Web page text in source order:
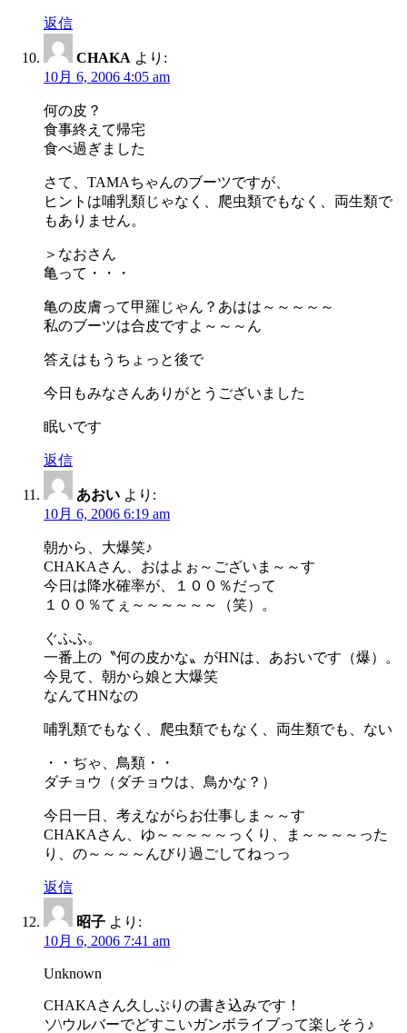
返信
CHAKA より:
10月 6, 2006 4:05 am
何の皮？
食事終えて帰宅
食べ過ぎました
さて、TAMAちゃんのブーツですが、
ヒントは哺乳類じゃなく、爬虫類でもなく、両生類で
もありません。
＞なおさん
亀って・・・
亀の皮膚って甲羅じゃん？あはは～～～～～
私のブーツは合皮ですよ～～～ん
答えはもうちょっと後で
今日もみなさんありがとうございました
眠いです
返信
あおい より:
10月 6, 2006 6:19 am
朝から、大爆笑♪
CHAKAさん、おはよぉ～ございま～～す
今日は降水確率が、１００％だって
１００％てぇ～～～～～～（笑）。
ぐふふ。
一番上の〝何の皮かな〟がHNは、あおいです（爆）。
今見て、朝から娘と大爆笑
なんてHNなの
哺乳類でもなく、爬虫類でもなく、両生類でも、ない
・・ぢゃ、鳥類・・
ダチョウ（ダチョウは、鳥かな？）
今日一日、考えながらお仕事しま～～す
CHAKAさん、ゆ～～～～～っくり、ま～～～～った
り、の～～～～んびり過ごしてねっっ
返信
昭子 より:
10月 6, 2006 7:41 am
Unknown
CHAKAさん久しぶりの書き込みです！
ソ\ウルバーでどすこいガンボライブって楽しそう♪